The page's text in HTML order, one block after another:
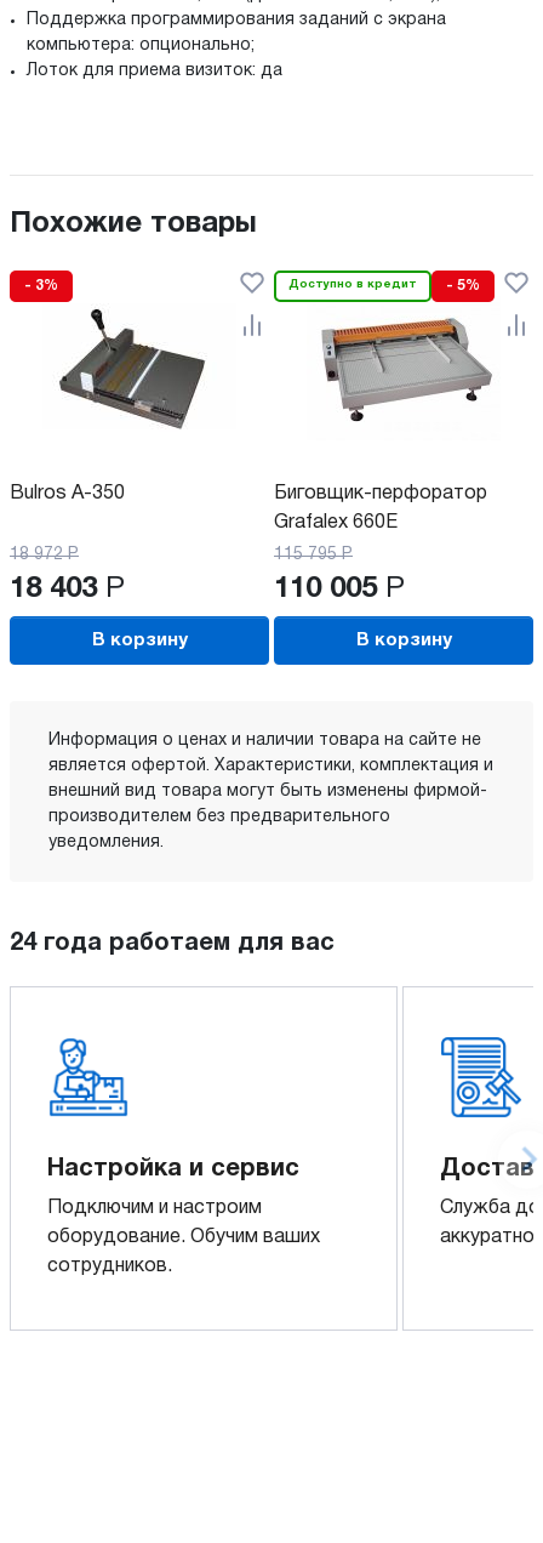
Поддержка программирования заданий с экрана
компьютера: опционально;
Лоток для приема визиток: да
Похожие товары
- 3%
Bulros A-350
18 972 Р
18 403 Р
В корзину
Доступно в кредит - 5%
Биговщик-перфоратор
Grafalex 660E
115 795 Р
110 005 Р
В корзину
Информация о ценах и наличии товара на сайте не
является офертой. Характеристики, комплектация и
внешний вид товара могут быть изменены фирмой-
производителем без предварительного
уведомления.
24 года работаем для вас
Настройка и сервис
Подключим и настроим
оборудование. Обучим ваших
сотрудников.
Служба
аккуратно